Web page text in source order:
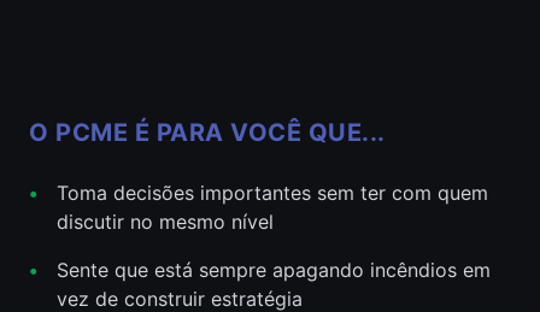
O PCME É PARA VOCÊ QUE...
•
Toma decisões importantes sem ter com quem
discutir no mesmo nível
•
Sente que está sempre apagando incêndios em
vez de construir estratégia